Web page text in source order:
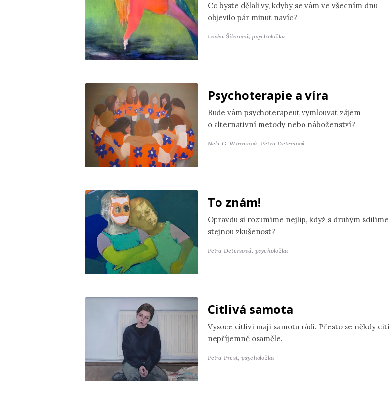
Co byste dělali vy, kdyby se vám ve všedním dnu
objevilo pár minut navíc?
Lenka Šilerová,psycholožka
Psychoterapie a víra
Bude vám psychoterapeut vymlouvat zájem
o alternativní metody nebo náboženství?
Nela G. Wurmová, Petra Detersová
To znám!
Opravdu si rozumíme nejlíp, když s druhým sdílíme
stejnou zkušenost?
Petra Detersová, psycholožka
Citlivá samota
Vysoce citliví mají samotu rádi. Přesto se někdy cítí
nepříjemně osaměle.
Petra Prest, psycholožka